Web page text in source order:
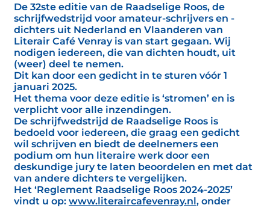
De 32ste editie van de Raadselige Roos, de
schrijfwedstrijd voor amateur-schrijvers en -
dichters uit Nederland en Vlaanderen van
Literair Café Venray is van start gegaan. Wij
nodigen iedereen, die van dichten houdt, uit
(weer) deel te nemen.
Dit kan door een gedicht in te sturen vóór 1
januari 2025.
Het thema voor deze editie is ‘stromen’ en is
verplicht voor alle inzendingen.
De schrijfwedstrijd de Raadselige Roos is
bedoeld voor iedereen, die graag een gedicht
wil schrijven en biedt de deelnemers een
podium om hun literaire werk door een
deskundige jury te laten beoordelen en met dat
van andere dichters te vergelijken.
Het ‘Reglement Raadselige Roos 2024-2025’
vindt u op: www.literaircafevenray.nl, onder